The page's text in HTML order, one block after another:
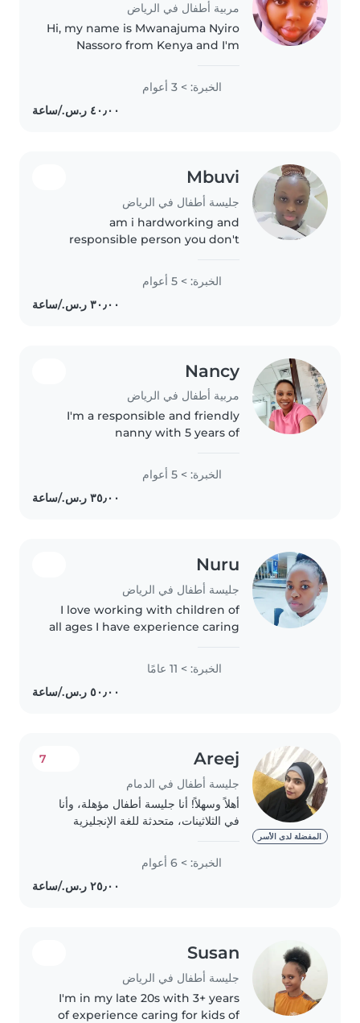
مربية أطفال في الرياض
Hi, my name is Mwanajuma Nyiro
Nassoro from Kenya and I'm
and cleaner position with your
family, I have 2years of
experience caring for children of
الخبرة: > 3 أعوام
Mbuvi
جليسة أطفال في الرياض
am i hardworking and
responsible person you don't
when you give me a job
الخبرة: > 5 أعوام
Nancy
مربية أطفال في الرياض
I'm a responsible and friendly
nanny with 5 years of
preschoolers. I'm comfortable
with pets, cooking, chores, and
assisting with homework. I have
الخبرة: > 5 أعوام
Nuru
جليسة أطفال في الرياض
I love working with children of
all ages I have experience caring
as teaching and tutoring primary
school students. I look forward to
الخبرة: > 11 عامًا
المفضلة لدى الأسر
Areej
جليسة أطفال في الدمام
7
أهلاً وسهلاً! أنا جليسة أطفال مؤهلة، وأنا
في الثلاثينات، متحدثة للغة الإنجليزية
الأطفال من مختلف الأعمار، بدءًا من
الرضع حتى الأطفال في سن المدرسة...
الخبرة: > 6 أعوام
Susan
جليسة أطفال في الرياض
I'm in my late 20s with 3+ years
of experience caring for kids of